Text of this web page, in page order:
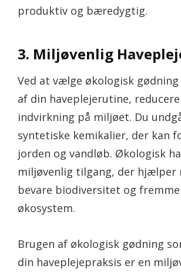
produktiv og bæredygtig.
3. Miljøvenlig
Ved at vælge økologisk gødning
af din haveplejerutine,
indvirkning på miljøet. Du
syntetiske kemikalier, der kan
jorden og vandløb. Økologisk
miljøvenlig tilgang, der hjælper
bevare biodiversitet og
økosystem.
Brugen af økologisk gødning
din haveplejepraksis er en